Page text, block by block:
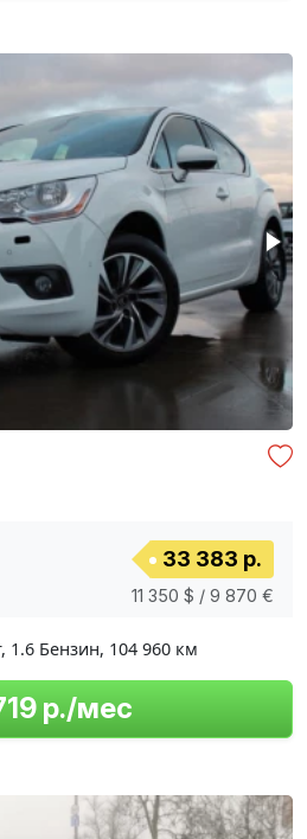
33 383 р.
11 350 $ / 9 870 €
, 1.6 Бензин, 104 960 км
р./мес